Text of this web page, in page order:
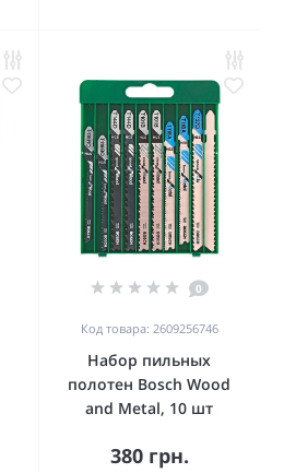
0
Код товара: 2609256746
Набор пильных
полотен Bosch Wood
and Metal, 10 шт
380 грн.